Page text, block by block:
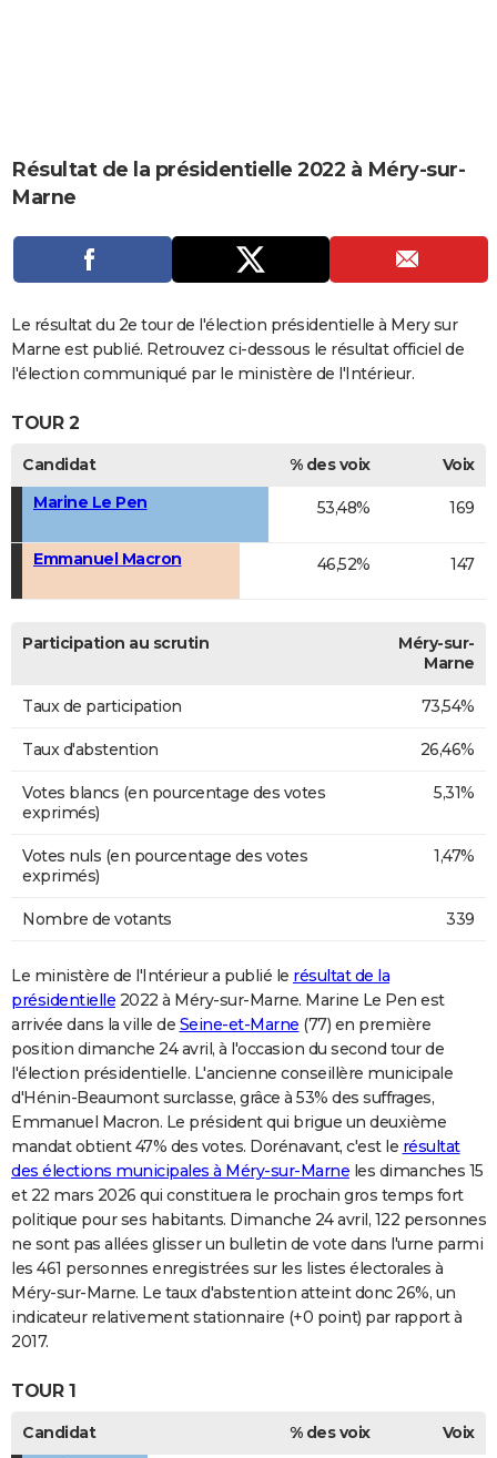
CARTE DE VOEUX
Carte de Noël
Carte Bonne année
Carte Saint-Valentin
Carte Pâques
Carte d'anniversaire
DICTIONNAIRE
Dictionnaire
Biographies
Expressions
Proverbes
PROGRAMME TV
S'inscrire
Se connecter
Lycées
Collèges
Primaires
Universités
Entreprises
Service militaire
Avis de recherche
AVIS DE DÉCÈS
Bricolage
Lifestyle
Culture
Sport
Auto
Television
Voyage
Cinema
Résultat de la présidentielle 2022 à Méry-sur-
Marne
Le résultat du 2e tour de l'élection présidentielle à Mery sur
Marne est publié. Retrouvez ci-dessous le résultat officiel de
l'élection communiqué par le ministère de l'Intérieur.
TOUR 2
Candidat % des voix
Voix
Marine Le Pen
53,48% 169
Emmanuel Macron 46,52% 147
Participation au scrutin
Méry-sur-
Marne
Taux de participation 73,54%
Taux d'abstention 26,46%
Votes blancs (en pourcentage des votes
exprimés)
5,31%
Votes nuls (en pourcentage des votes
exprimés)
1,47%
Nombre de votants 339
Le ministère de l'Intérieur a publié le résultat de la
présidentielle 2022 à Méry-sur-Marne. Marine Le Pen est
arrivée dans la ville de Seine-et-Marne (77) en première
position dimanche 24 avril, à l'occasion du second tour de
l'élection présidentielle. L'ancienne conseillère municipale
d'Hénin-Beaumont surclasse, grâce à 53% des suffrages,
Emmanuel Macron. Le président qui brigue un deuxième
mandat obtient 47% des votes. Dorénavant, c'est le résultat
des élections municipales à Méry-sur-Marne les dimanches 15
et 22 mars 2026 qui constituera le prochain gros temps fort
politique pour ses habitants. Dimanche 24 avril, 122 personnes
ne sont pas allées glisser un bulletin de vote dans l'urne parmi
les 461 personnes enregistrées sur les listes électorales à
Méry-sur-Marne. Le taux d'abstention atteint donc 26%, un
indicateur relativement stationnaire (+0 point) par rapport à
2017.
TOUR 1
Candidat % des voix
Voix